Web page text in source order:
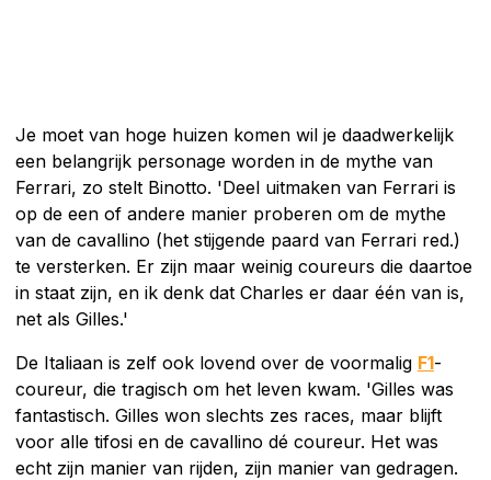
Je moet van hoge huizen komen wil je daadwerkelijk
een belangrijk personage worden in de mythe van
Ferrari, zo stelt Binotto. 'Deel uitmaken van Ferrari is
op de een of andere manier proberen om de mythe
van de cavallino (het stijgende paard van Ferrari red.)
te versterken. Er zijn maar weinig coureurs die daartoe
in staat zijn, en ik denk dat Charles er daar één van is,
net als Gilles.'
De Italiaan is zelf ook lovend over de voormalig F1-
coureur, die tragisch om het leven kwam. 'Gilles was
fantastisch. Gilles won slechts zes races, maar blijft
voor alle tifosi en de cavallino dé coureur. Het was
echt zijn manier van rijden, zijn manier van gedragen.